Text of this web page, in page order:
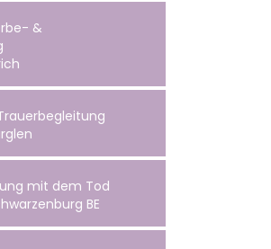
&
mit dem Tod
BE